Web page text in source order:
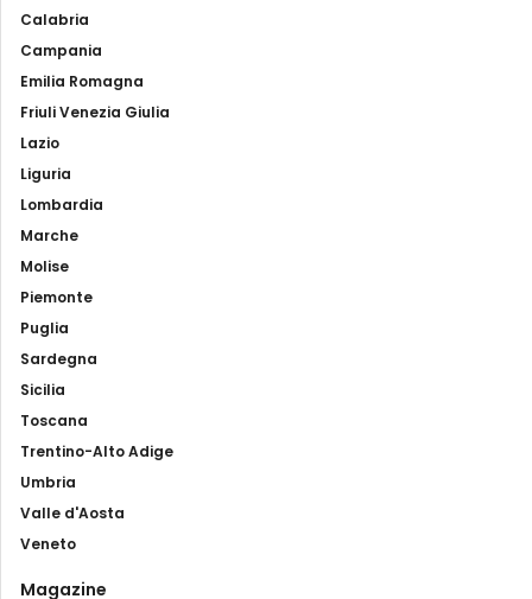
Calabria
Campania
Emilia Romagna
Friuli Venezia Giulia
Lazio
Liguria
Lombardia
Marche
Molise
Piemonte
Puglia
Sardegna
Sicilia
Toscana
Trentino-Alto Adige
Umbria
Valle d'Aosta
Veneto
Magazine